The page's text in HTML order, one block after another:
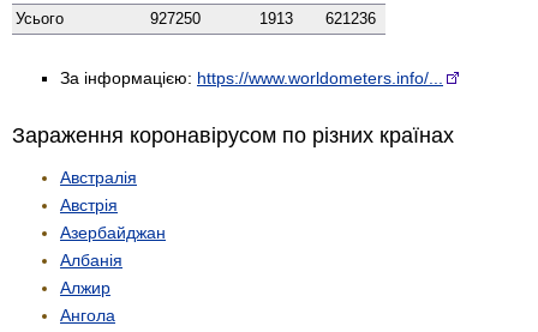
Усього
927250 1913 621236
За інформацією: https://www.worldometers.info/...
Зараження коронавірусом по різних країнах
Австралія
Австрія
Азербайджан
Албанія
Алжир
Ангола